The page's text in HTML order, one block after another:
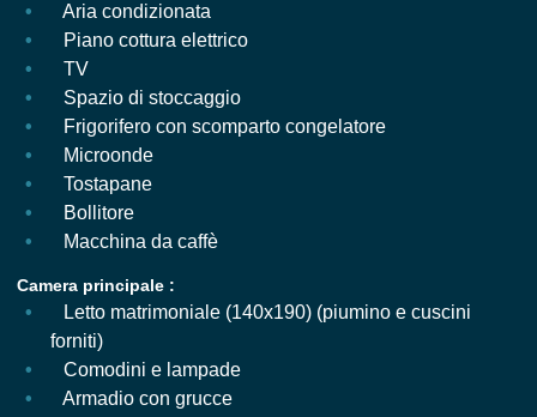
Aria condizionata
Piano cottura elettrico
TV
Spazio di stoccaggio
Frigorifero con scomparto congelatore
Microonde
Tostapane
Bollitore
Macchina da caffè
Camera principale :
Letto matrimoniale (140x190) (piumino e cuscini
forniti)
Comodini e lampade
Armadio con grucce